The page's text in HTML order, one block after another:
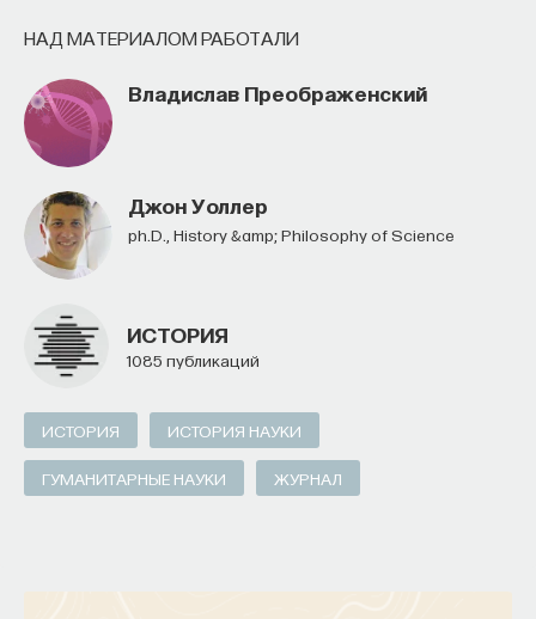
НАД МАТЕРИАЛОМ РАБОТАЛИ
Владислав Преображенский
Джон Уоллер
Ph.D., History &amp; Philosophy of Science
ИСТОРИЯ
1085 публикаций
ИСТОРИЯ ИСТОРИЯ НАУКИ
ГУМАНИТАРНЫЕ НАУКИ ЖУРНАЛ